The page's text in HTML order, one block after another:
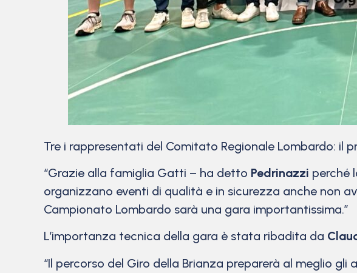
Tre i rappresentati del Comitato Regionale Lombardo: il
“Grazie alla famiglia Gatti – ha detto Pedrinazzi perché
organizzano eventi di qualità e in sicurezza anche non
Campionato Lombardo sarà una gara importantissima.”
L’importanza tecnica della gara è stata ribadita da
“Il percorso del Giro della Brianza preparerà al meglio